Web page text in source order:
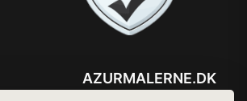
AZURMALERNE.DK